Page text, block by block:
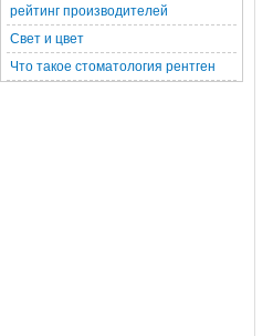
рейтинг производителей
Свет и цвет
Что такое стоматология рентген